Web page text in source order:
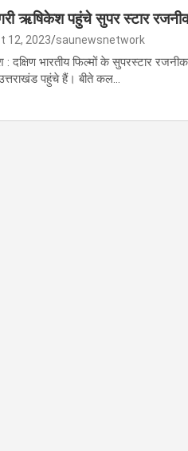
ऋषिकेश पहुंचे सुपर स्टार
12, 2023 saunewsnetwork
दक्षिण भारतीय फिल्मों के सुपरस्टार
पहुंचे हैं। बीते कल…